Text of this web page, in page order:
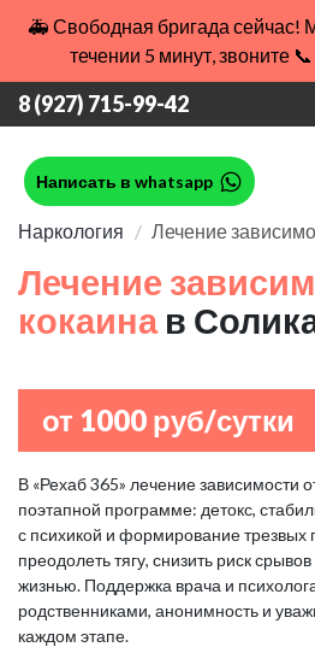
🚑 Свободная бригада сейчас!
течении 5 минут, звоните
8 (927) 715-99-42
Написать в whatsapp
Наркология Лечение
Лечение
кокаина в
от 1000 руб/сутки
В «Рехаб 365» лечение зависимости
поэтапной программе: детокс,
с психикой и формирование
преодолеть тягу, снизить риск
жизнью. Поддержка врача и
родственниками, анонимность и
каждом этапе.